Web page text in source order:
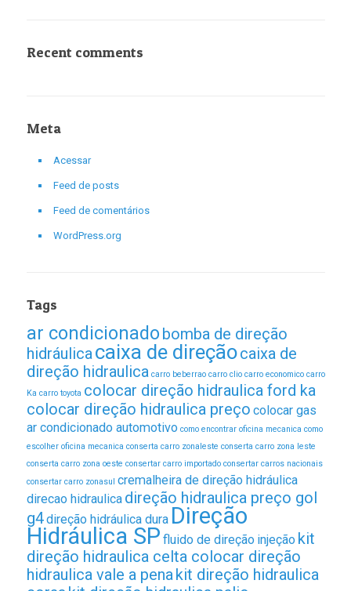
Recent comments
Meta
Acessar
Feed de posts
Feed de comentários
WordPress.org
Tags
ar condicionado bomba de direção
hidráulicacaixa de direçãocaixa de
direção hidraulica carro beberrao carro clio carro economico carro
Ka carro toyota colocar direção hidraulica ford ka
colocar direção hidraulica preço colocar gas
ar condicionado automotivo como encontrar oficina mecanica como
escolher oficina mecanica conserta carro zonaleste conserta carro zona leste
conserta carro zona oeste consertar carro importado consertar carros nacionais
consertar carro zonasul cremalheira de direção hidráulica
direcao hidraulica direção hidraulica preço gol
g4direção hidráulica dura Direção
Hidráulica SP fluido de direção injeção kit
direção hidraulica celta colocar direção
hidraulica vale a penakit direção hidraulica